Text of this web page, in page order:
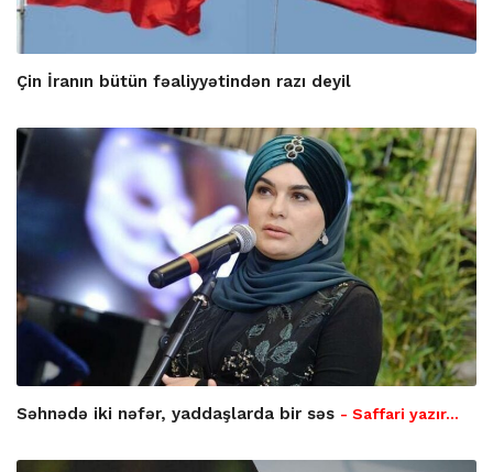
Çin İranın bütün fəaliyyətindən razı deyil
Səhnədə iki nəfər, yaddaşlarda bir səs - Saffari yazır…